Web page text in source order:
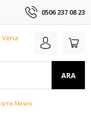
0506 237 08 23
ARA
Masası